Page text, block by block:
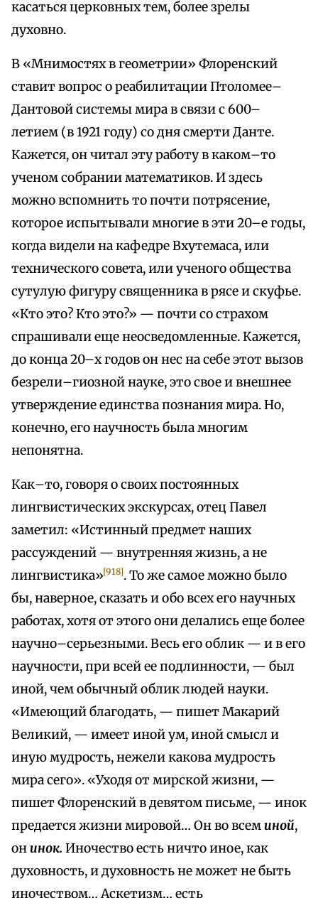
касаться церковных тем, более зрелы
духовно.
В «Мнимостях в геометрии» Флоренский
ставит вопрос о реабилитации Птоломее–
Дантовой системы мира в связи с 600–
летием (в 1921 году) со дня смерти Данте.
Кажется, он читал эту работу в каком–то
ученом собрании математиков. И здесь
можно вспомнить то почти потрясение,
которое испытывали многие в эти 20–е годы,
когда видели на кафедре Вхутемаса, или
технического совета, или ученого общества
сутулую фигуру священника в рясе и скуфье.
«Кто это? Кто это?» — почти со страхом
спрашивали еще неосведомленные. Кажется,
до конца 20–х годов он нес на себе этот вызов
безрели–гиозной науке, это свое и внешнее
утверждение единства познания мира. Но,
конечно, его научность была многим
непонятна.
Как–то, говоря о своих постоянных
лингвистических экскурсах, отец Павел
заметил: «Истинный предмет наших
рассуждений — внутренняя жизнь, а не
лингвистика»[918]. То же самое можно было
бы, наверное, сказать и обо всех его научных
работах, хотя от этого они делались еще более
научно–серьезными. Весь его облик — и в его
научности, при всей ее подлинности, — был
иной, чем обычный облик людей науки.
«Имеющий благодать, — пишет Макарий
Великий, — имеет иной ум, иной смысл и
иную мудрость, нежели какова мудрость
мира сего». «Уходя от мирской жизни, —
пишет Флоренский в девятом письме, — инок
предается жизни мировой… Он во всеминой,
онинок. Иночество есть ничто иное, как
духовность, и духовность не может не быть
иночеством… Аскетизм… есть